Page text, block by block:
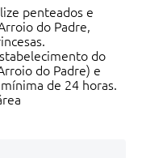
penteados e
do Padre,
do
do Padre) e
de 24 horas.